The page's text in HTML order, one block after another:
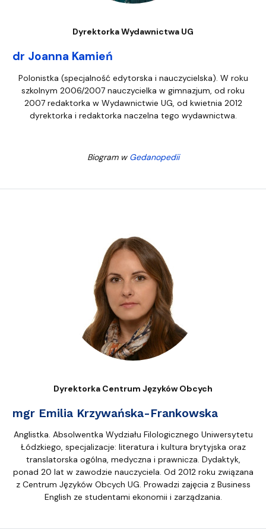
Dyrektorka Wydawnictwa UG
dr Joanna Kamień
Polonistka (specjalność edytorska i nauczycielska). W roku
szkolnym 2006/2007 nauczycielka w gimnazjum, od roku
2007 redaktorka w Wydawnictwie UG, od kwietnia 2012
dyrektorka i redaktorka naczelna tego wydawnictwa.
Biogram w Gedanopedii
Dyrektorka Centrum Języków Obcych
mgr Emilia Krzywańska-Frankowska
Anglistka. Absolwentka Wydziału Filologicznego Uniwersytetu
Łódzkiego, specjalizacje: literatura i kultura brytyjska oraz
translatorska ogólna, medyczna i prawnicza. Dydaktyk,
ponad 20 lat w zawodzie nauczyciela. Od 2012 roku związana
z Centrum Języków Obcych UG. Prowadzi zajęcia z Business
English ze studentami ekonomii i zarządzania.